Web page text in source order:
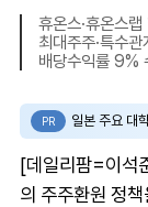
휴온스·휴온스
최대주주·특수
배당수익률 9%
PR 일본 주요 대
[데일리팜=이석
의 주주환원 정